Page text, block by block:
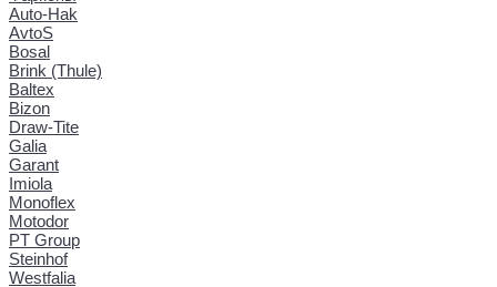
Auto-Hak
AvtoS
Bosal
Brink (Thule)
Baltex
Bizon
Draw-Tite
Galia
Garant
Imiola
Monoflex
Motodor
PT Group
Steinhof
Westfalia